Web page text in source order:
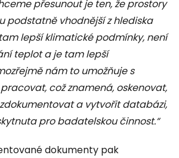
přesunout je ten, že prostory
podstatně vhodnější z hlediska
lepší klimatické podmínky, není
teplot a je tam lepší
nám to umožňuje s
což znamená, oskenovat,
a vytvořit databázi,
pro badatelskou činnost.“
dokumenty pak